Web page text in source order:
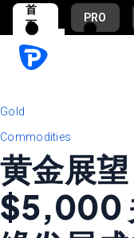
首
页
PRO
Gold
Commodities
黄金展
$5,000